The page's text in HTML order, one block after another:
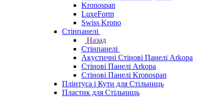
Kronospan
LuxeForm
Swiss Krono
Стінпанелі
Назад
Стінпанелі
Акустичні Стінові Панелі Аrkopa
Стінові Панелі Arkopa
Стінові Панелі Kronospan
Плінтуса і Кути для Стільниць
Пластик для Стільниць